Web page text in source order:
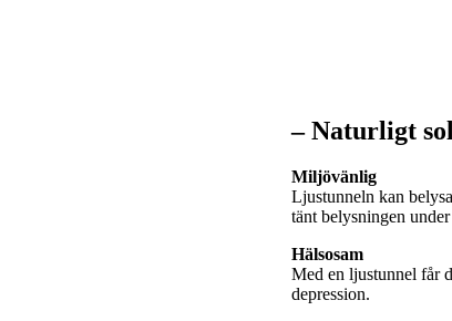
– Naturligt
Miljövänlig
Ljustunneln kan
tänt belysningen
Hälsosam
Med en ljustunnel får
depression.